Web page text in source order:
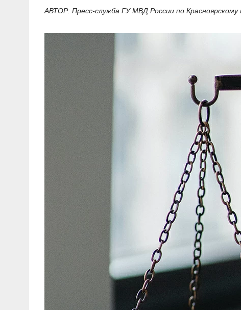
АВТОР: Пресс-служба ГУ МВД России по Красноярскому